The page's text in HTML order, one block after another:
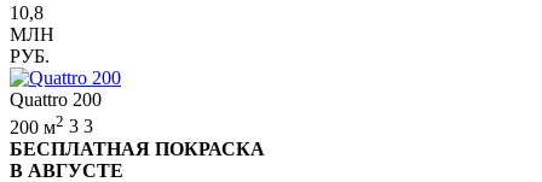
10,8
МЛН
РУБ.
Quattro 200
200 м2 3 3
БЕСПЛАТНАЯ ПОКРАСКА
В АВГУСТЕ